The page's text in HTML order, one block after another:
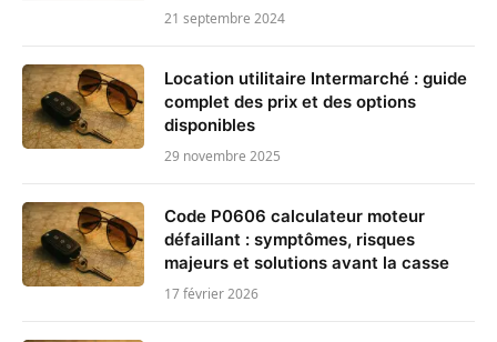
21 septembre 2024
Location utilitaire Intermarché : guide
complet des prix et des options
disponibles
29 novembre 2025
Code P0606 calculateur moteur
défaillant : symptômes, risques
majeurs et solutions avant la casse
17 février 2026